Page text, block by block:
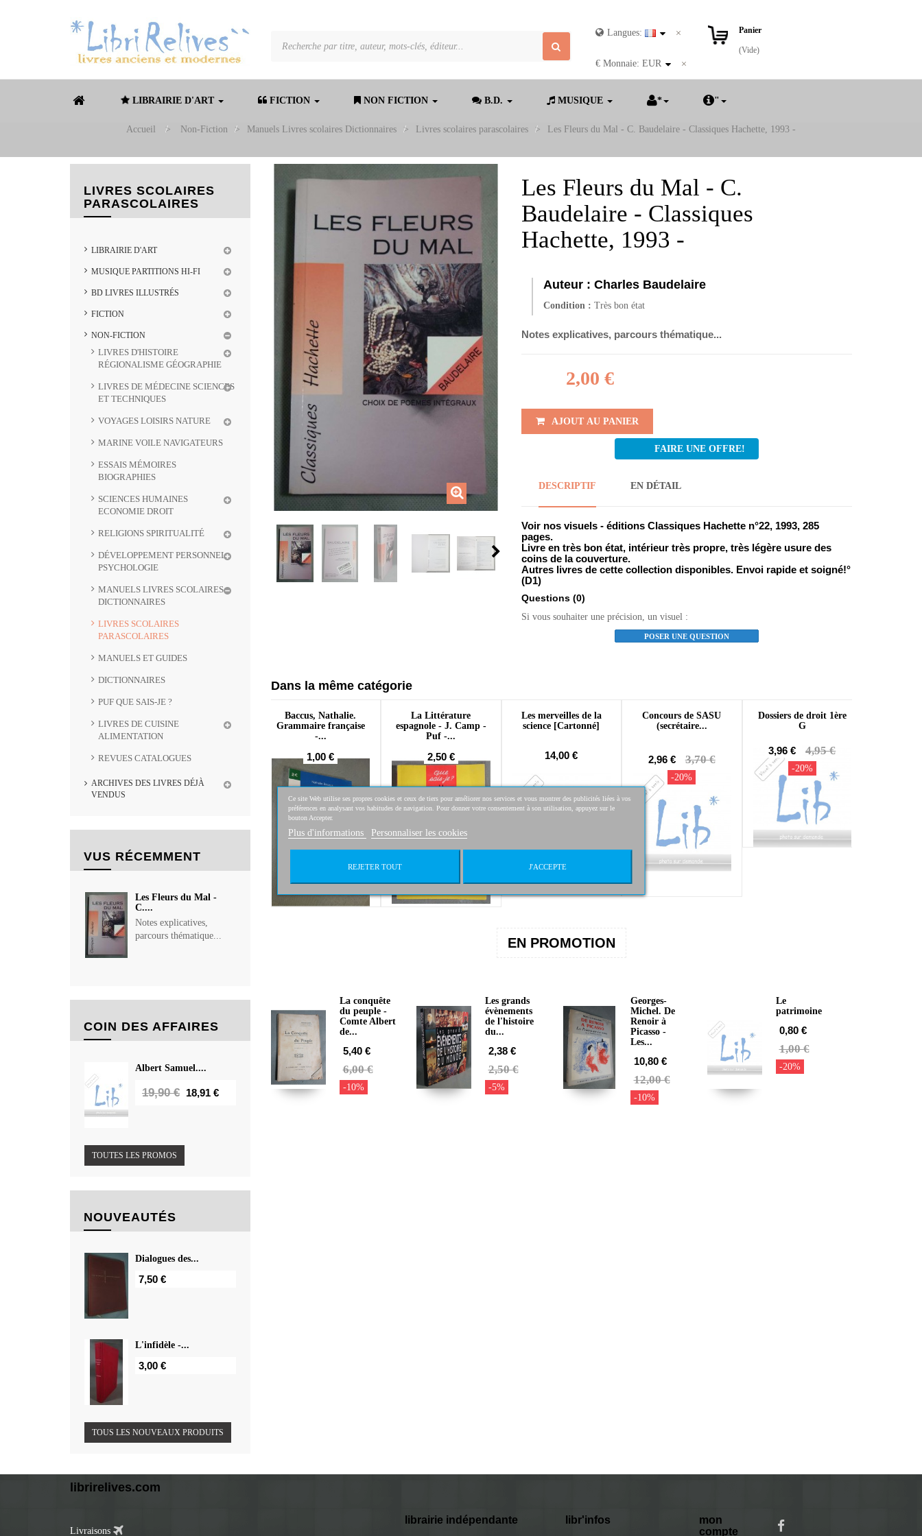
Langues:
€ Monnaie: EUR
Panier
(Vide)
LIBRAIRIE D'ART FICTION NON FICTION B.D. MUSIQUE * "
Accueil > Non-Fiction > Manuels Livres scolaires Dictionnaires > Livres scolaires parascolaires > Les Fleurs du Mal - C. Baudelaire - Classiques Hachette, 1993 -
LIVRES SCOLAIRES
PARASCOLAIRES
LIBRAIRIE D'ART
MUSIQUE PARTITIONS HI-FI
BD LIVRES ILLUSTRÉS
FICTION
NON-FICTION
LIVRES D'HISTOIRE
RÉGIONALISME GÉOGRAPHIE
LIVRES DE MÉDECINE SCIENCES
ET TECHNIQUES
VOYAGES LOISIRS NATURE
MARINE VOILE NAVIGATEURS
ESSAIS MÉMOIRES
BIOGRAPHIES
SCIENCES HUMAINES
ECONOMIE DROIT
RELIGIONS SPIRITUALITÉ
DÉVELOPPEMENT PERSONNEL
PSYCHOLOGIE
MANUELS LIVRES SCOLAIRES
DICTIONNAIRES
LIVRES SCOLAIRES
PARASCOLAIRES
MANUELS ET GUIDES
DICTIONNAIRES
PUF QUE SAIS-JE ?
LIVRES DE CUISINE
ALIMENTATION
REVUES CATALOGUES
ARCHIVES DES LIVRES DÉJÀ
VENDUS
VUS RÉCEMMENT
Les Fleurs du Mal -
C....
Notes explicatives,
parcours thématique...
COIN DES AFFAIRES
Albert Samuel....
19,90 € 18,91 €
TOUTES LES PROMOS
NOUVEAUTÉS
Dialogues des...
7,50 €
L'infidèle -...
3,00 €
TOUS LES NOUVEAUX PRODUITS
Les Fleurs du Mal - C.
Baudelaire - Classiques
Hachette, 1993 -
Auteur : Charles Baudelaire
Condition : Très bon état
Notes explicatives, parcours thématique...
2,00 €
AJOUT AU PANIER
FAIRE UNE OFFRE!
DESCRIPTIF EN DÉTAIL
Voir nos visuels - éditions Classiques Hachette n°22, 1993, 285
pages.
Livre en très bon état, intérieur très propre, très légère usure des
coins de la couverture.
Autres livres de cette collection disponibles. Envoi rapide et soigné!°
(D1)
Questions(0)
Si vous souhaiter une précision, un visuel :
POSER UNE QUESTION
Dans la même catégorie
Baccus, Nathalie.
Grammaire française
-...
1,00 €
La Littérature
espagnole - J. Camp -
Puf -...
2,50 €
Les merveilles de la
science [Cartonné]
14,00 €
Concours de SASU
(secrétaire...
2,96 € 3,70 €
-20%
Dossiers de droit 1ère
G
3,96 € 4,95 €
-20%
EN PROMOTION
La conquête
du peuple -
Comte Albert
de...
5,40 €
6,00 €
-10%
Les grands
évènements
de l'histoire
du...
2,38 €
2,50 €
-5%
Georges-
Michel. De
Renoir à
Picasso -
Les...
10,80 €
12,00 €
-10%
Le
patrimoine
0,80 €
1,00 €
-20%
librirelives.com
Livraisons
librairie indépendante libr'infos
mon
compte
Ce site Web utilise ses propres cookies et ceux de tiers pour améliorer nos services et vous montrer des publicités liées à vos
préférences en analysant vos habitudes de navigation. Pour donner votre consentement à son utilisation, appuyez sur le
bouton Accepter.
Plus d'informations Personnaliser les cookies
REJETER TOUT J'ACCEPTE